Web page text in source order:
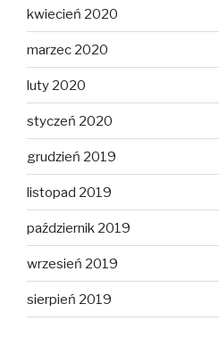
kwiecień 2020
marzec 2020
luty 2020
styczeń 2020
grudzień 2019
listopad 2019
październik 2019
wrzesień 2019
sierpień 2019